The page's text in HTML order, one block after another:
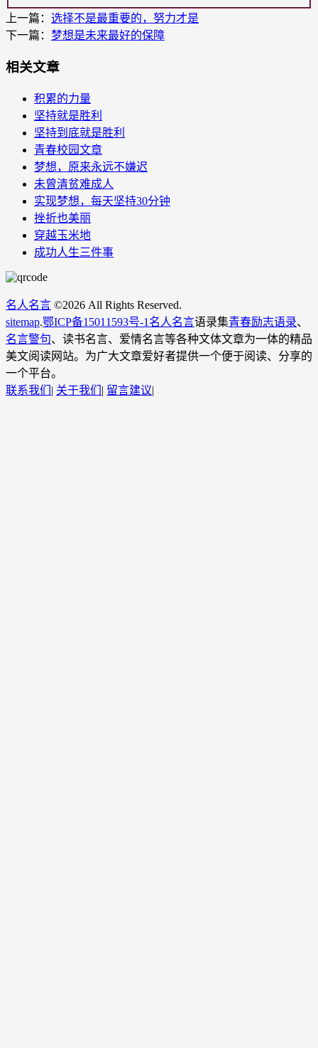
上一篇： 选择不是最重要的，努力才是
下一篇： 梦想是未来最好的保障
相关文章
积累的力量
坚持就是胜利
坚持到底就是胜利
青春校园文章
梦想，原来永远不嫌迟
未曾清贫难成人
实现梦想，每天坚持30分钟
挫折也美丽
穿越玉米地
成功人生三件事
名人名言 ©2026 All Rights Reserved.
sitemap.鄂ICP备15011593号-1 名人名言语录集青春励志语录、
名言警句、读书名言、爱情名言等各种文体文章为一体的精品
美文阅读网站。为广大文章爱好者提供一个便于阅读、分享的
一个平台。
联系我们 | 关于我们 | 留言建议|